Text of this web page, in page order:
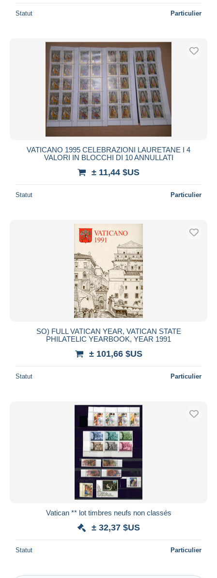
Statut Particulier
VATICANO 1995 CELEBRAZIONI LAURETANE I 4
VALORI IN BLOCCHI DI 10 ANNULLATI
± 11,44 $US
Statut Particulier
SO) FULL VATICAN YEAR, VATICAN STATE
PHILATELIC YEARBOOK, YEAR 1991
± 101,66 $US
Statut Particulier
Vatican ** lot timbres neufs non classés
± 32,37 $US
Statut Particulier